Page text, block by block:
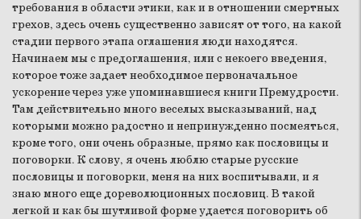
требования в области этики, как и в отношении смертных
грехов, здесь очень существенно зависят от того, на какой
стадии первого этапа оглашения люди находятся.
Начинаем мы с предоглашения, или с некоего введения,
которое тоже задает необходимое первоначальное
ускорение через уже упоминавшиеся книги Премудрости.
Там действительно много веселых высказываний, над
которыми можно радостно и непринужденно посмеяться,
кроме того, они очень образные, прямо как пословицы и
поговорки. К слову, я очень люблю старые русские
пословицы и поговорки, меня на них воспитывали, и я
знаю много еще дореволюционных пословиц. В такой
легкой и как бы шутливой форме удается поговорить об